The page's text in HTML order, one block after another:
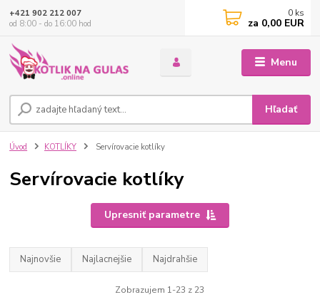
Menu
Hľadať
+421 902 212 007
od 8:00 - do 16:00 hod
0 ks
za 0,00 EUR
Úvod KOTLÍKY Servírovacie kotlíky
Servírovacie kotlíky
Upresniť parametre
Najnovšie Najlacnejšie Najdrahšie
Zobrazujem 1-23 z 23